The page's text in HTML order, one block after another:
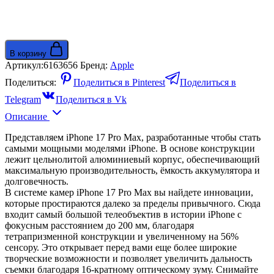
В корзину
Артикул:6163656 Бренд: Apple
Поделиться:
Поделиться в Pinterest
Поделиться в
Telegram
Поделиться в Vk
Описание
Представляем iPhone 17 Pro Max, разработанные чтобы стать
самыми мощными моделями iPhone. В основе конструкции
лежит цельнолитой алюминиевый корпус, обеспечивающий
максимальную производительность, ёмкость аккумулятора и
долговечность.
В системе камер iPhone 17 Pro Max вы найдете инновации,
которые простираются далеко за пределы привычного. Сюда
входит самый большой телеобъектив в истории iPhone с
фокусным расстоянием до 200 мм, благодаря
тетрапризменной конструкции и увеличенному на 56%
сенсору. Это открывает перед вами еще более широкие
творческие возможности и позволяет увеличить дальность
съемки благодаря 16-кратному оптическому зуму. Снимайте